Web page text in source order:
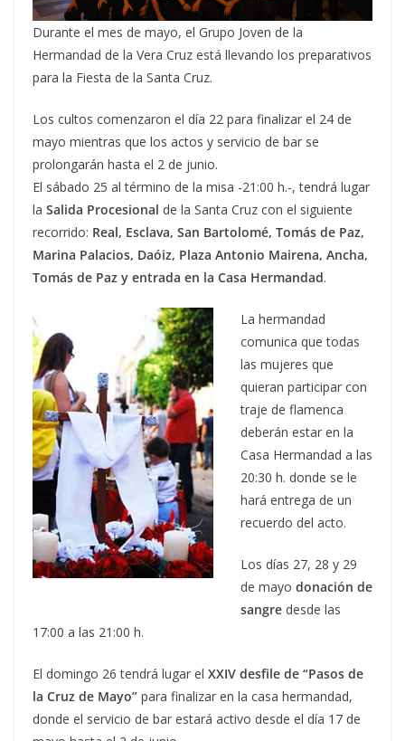
Durante el mes de mayo, el Grupo Joven de la
Hermandad de la Vera Cruz está llevando los preparativos
para la Fiesta de la Santa Cruz.
Los cultos comenzaron el día 22 para finalizar el 24 de
mayo mientras que los actos y servicio de bar se
prolongarán hasta el 2 de junio.
El sábado 25 al término de la misa -21:00 h.-, tendrá lugar
la Salida Procesional de la Santa Cruz con el siguiente
recorrido: Real, Esclava, San Bartolomé, Tomás de Paz,
Marina Palacios, Daóiz, Plaza Antonio Mairena, Ancha,
Tomás de Paz y entrada en la Casa Hermandad.
La hermandad
comunica que todas
las mujeres que
quieran participar con
traje de flamenca
deberán estar en la
Casa Hermandad a las
20:30 h. donde se le
hará entrega de un
recuerdo del acto.
Los días 27, 28 y 29
de mayo donación de
sangre desde las
17:00 a las 21:00 h.
El domingo 26 tendrá lugar el XXIV desfile de “Pasos de
la Cruz de Mayo” para finalizar en la casa hermandad,
donde el servicio de bar estará activo desde el día 17 de